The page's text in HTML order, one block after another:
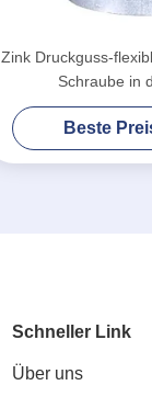
Zink Druckguss-
Schraube in
Beste
Schneller Link
Über uns